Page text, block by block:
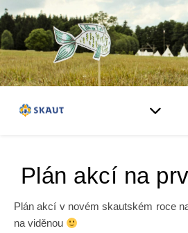
Plán akcí na
Plán akcí v novém skautském roce
na viděnou